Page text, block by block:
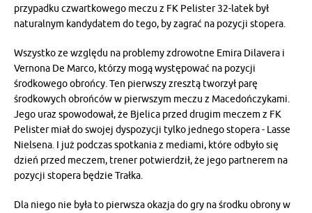
przypadku czwartkowego meczu z FK Pelister 32-latek był
naturalnym kandydatem do tego, by zagrać na pozycji stopera.
Wszystko ze względu na problemy zdrowotne Emira Dilavera i
Vernona De Marco, którzy mogą występować na pozycji
środkowego obrońcy. Ten pierwszy zresztą tworzył parę
środkowych obrońców w pierwszym meczu z Macedończykami.
Jego uraz spowodował, że Bjelica przed drugim meczem z FK
Pelister miał do swojej dyspozycji tylko jednego stopera - Lasse
Nielsena. I już podczas spotkania z mediami, które odbyło się
dzień przed meczem, trener potwierdził, że jego partnerem na
pozycji stopera będzie Trałka.
Dla niego nie była to pierwsza okazja do gry na środku obrony w